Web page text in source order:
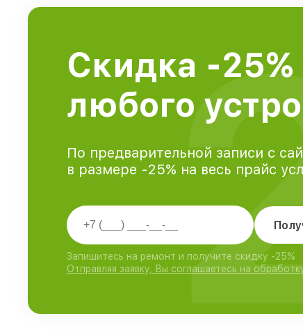
Скидка -
любого
По предварительной записи с
в размере -25% на весь прайс
Запишитесь на ремонт и получите скидку -25%
Отправляя заявку, Вы соглашаетесь на